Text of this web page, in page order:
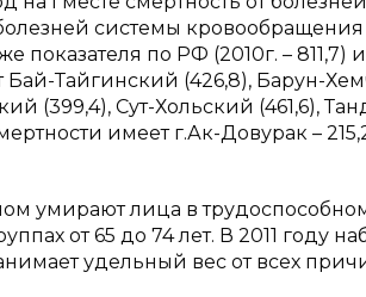
системы кровообращения
показателя по РФ (2010г. – 811,7)
Тайгинский (426,8), Барун-
(399,4), Сут-Хольский (461,6),
имеет г.Ак-Довурак –
умирают лица в трудоспособном
от 65 до 74 лет. В 2011 году
удельный вес от всех